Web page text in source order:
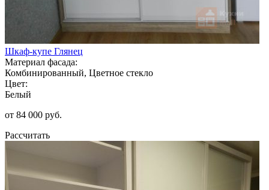
Шкаф-купе Глянец
Материал фасада:
Комбинированный, Цветное стекло
Цвет:
Белый
от 84 000 руб.
Рассчитать